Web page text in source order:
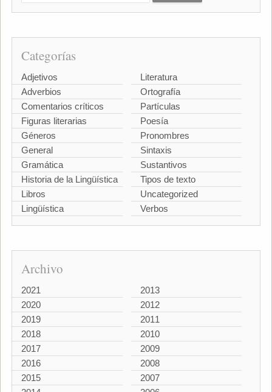
Categorías
Adjetivos
Adverbios
Comentarios críticos
Figuras literarias
Géneros
General
Gramática
Historia de la Lingüística
Libros
Lingüística
Literatura
Ortografía
Partículas
Poesía
Pronombres
Sintaxis
Sustantivos
Tipos de texto
Uncategorized
Verbos
Archivo
2021
2020
2019
2018
2017
2016
2015
2013
2012
2011
2010
2009
2008
2007